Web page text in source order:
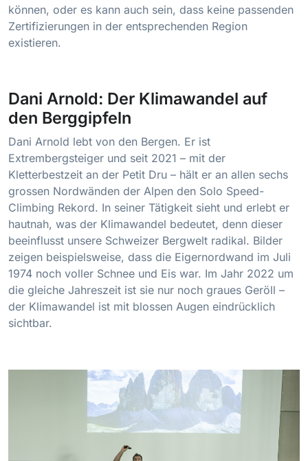
können, oder es kann auch sein, dass keine passenden
Zertifizierungen in der entsprechenden Region
existieren.
Dani Arnold: Der Klimawandel auf
den Berggipfeln
Dani Arnold lebt von den Bergen. Er ist
Extrembergsteiger und seit 2021 – mit der
Kletterbestzeit an der Petit Dru – hält er an allen sechs
grossen Nordwänden der Alpen den Solo Speed-
Climbing Rekord. In seiner Tätigkeit sieht und erlebt er
hautnah, was der Klimawandel bedeutet, denn dieser
beeinflusst unsere Schweizer Bergwelt radikal. Bilder
zeigen beispielsweise, dass die Eigernordwand im Juli
1974 noch voller Schnee und Eis war. Im Jahr 2022 um
die gleiche Jahreszeit ist sie nur noch graues Geröll –
der Klimawandel ist mit blossen Augen eindrücklich
sichtbar.